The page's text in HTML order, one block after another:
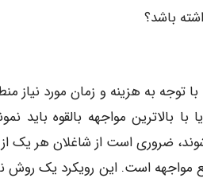
باشد؟
با توجه به هزینه و زمان مورد
با بالاترین مواجهه بالقوه
ضروری است از شاغلان هر یک از
مواجهه است. این رویکرد یک